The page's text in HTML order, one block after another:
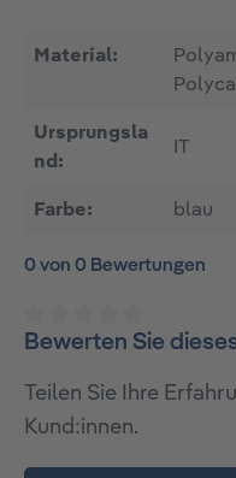
Material:
Ursprungsla
nd:
Farbe: blau
0 von 0 Bewertungen
Durchschnittliche
Bewerten Sie
Teilen Sie Ihre
Kund:innen.